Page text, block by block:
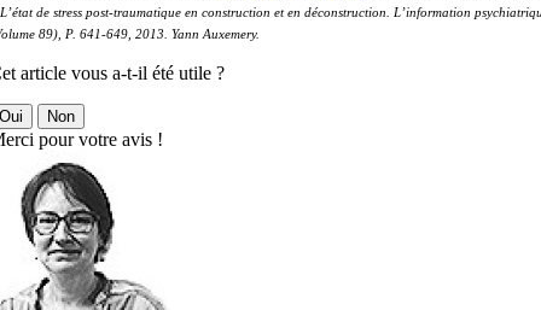
de stress post-traumatique en construction et en déconstruction. L’information
89), P. 641-649, 2013. Yann Auxemery.
article vous a-t-il été utile ?
Non
pour votre avis !